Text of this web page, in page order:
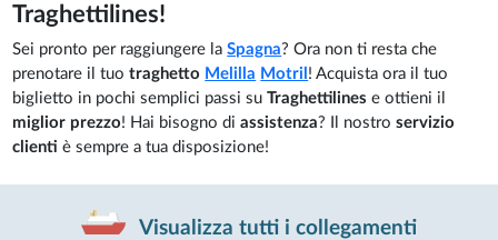
Traghettilines!
Sei pronto per raggiungere laSpagna? Ora non ti resta che
prenotare il tuotraghetto Melilla Motril ! Acquista ora il tuo
biglietto in pochi semplici passi suTraghettilinese ottieni il
miglior prezzo! Hai bisogno diassistenza? Il nostroservizio
clientiè sempre a tua disposizione!
Visualizza tutti i collegamenti